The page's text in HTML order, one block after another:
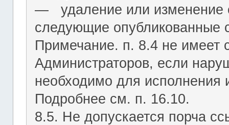
― удаление или изменение
следующие
Примечание. п. 8.4 не имеет
Администраторов, если
необходимо для исполнения
Подробнее см. п. 16.10.
8.5. Не допускается порча